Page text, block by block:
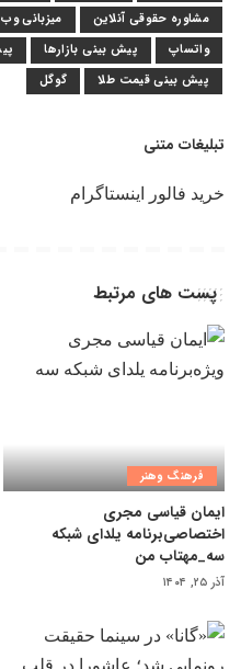
مشاوره حقوقی آنلاین
میزبانی وب
واتساپ
پیش بینی بازارها
پیش بینی قیمت طلا
گوگل
تبلیغات متنی
خرید فالور اینستاگرام
پست های مرتبط
فرهنگ وهنر
ایمان قیاسی مجری
اختصاصی‌برنامه یلدای شبکه
سه_مهتاب من
آذر ۲۵, ۱۴۰۴